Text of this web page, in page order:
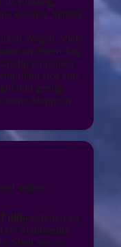
kreative Station
Wegen. Viele
an einem Tag
umplanen
sich eine
und genug
Stopps in
anders
gehören zu
sie Sightseeing
Stadt nur zu